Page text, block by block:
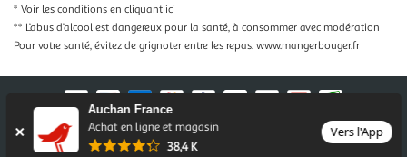
Auchan France
Achat en ligne et magasin
38,4 K
Vers l'App
* Voir les conditions en cliquant ici
** L’abus d’alcool est dangereux pour la santé, à consommer avec modération
Pour votre santé, évitez de grignoter entre les repas. www.mangerbouger.fr
Nos conditions générales
Mentions légales